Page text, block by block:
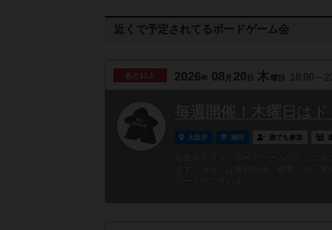
近くで予定されてるボードゲーム会
あと 11人 2026年 08 月 20 木 曜日 18:00～
毎週開催！木曜日は
大阪府 梅田 誰でも参加